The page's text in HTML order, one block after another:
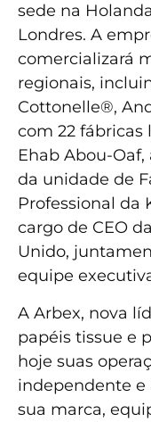
sede na
Londres. A
comercializará
regionais,
Cottonelle®,
com 22 fábricas
Ehab Abou-
da unidade de
Professional da
cargo de CEO
Unido,
equipe
A Arbex, nova
papéis tissue e
hoje suas
independente e
sua marca,